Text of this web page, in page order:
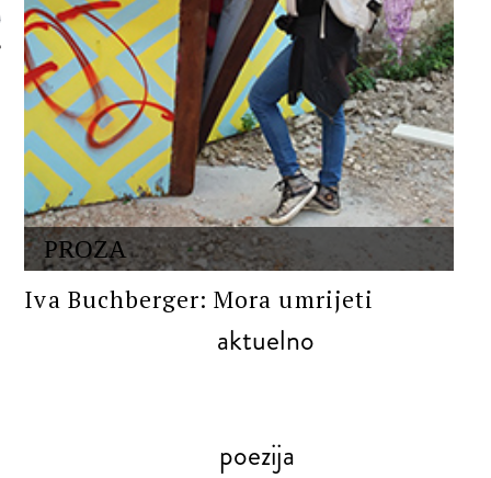
PROZA
Iva Buchberger: Mora umrijeti
aktuelno
poezija